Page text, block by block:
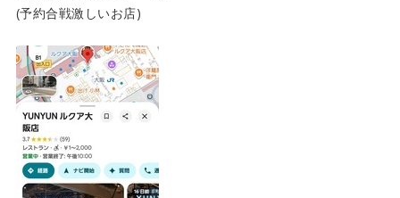
(予約合戦激しいお店)